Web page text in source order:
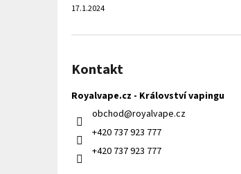
17.1.2024
Kontakt
Royalvape.cz - Království vapingu
obchod@royalvape.cz
+420 737 923 777
+420 737 923 777